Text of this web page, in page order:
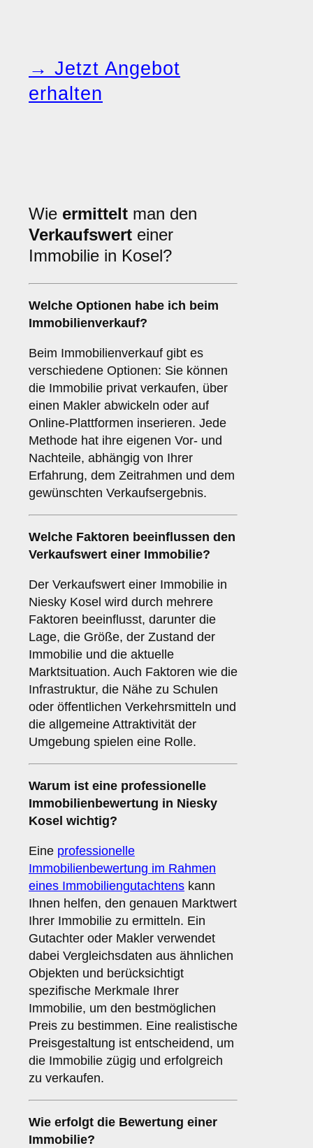
→ Jetzt Angebot
erhalten
Wie ermittelt man den
Verkaufswert einer
Immobilie in Kosel?
Welche Optionen habe ich beim
Immobilienverkauf?
Beim Immobilienverkauf gibt es
verschiedene Optionen: Sie können
die Immobilie privat verkaufen, über
einen Makler abwickeln oder auf
Online-Plattformen inserieren. Jede
Methode hat ihre eigenen Vor- und
Nachteile, abhängig von Ihrer
Erfahrung, dem Zeitrahmen und dem
gewünschten Verkaufsergebnis.
Welche Faktoren beeinflussen den
Verkaufswert einer Immobilie?
Der Verkaufswert einer Immobilie in
Niesky Kosel wird durch mehrere
Faktoren beeinflusst, darunter die
Lage, die Größe, der Zustand der
Immobilie und die aktuelle
Marktsituation. Auch Faktoren wie die
Infrastruktur, die Nähe zu Schulen
oder öffentlichen Verkehrsmitteln und
die allgemeine Attraktivität der
Umgebung spielen eine Rolle.
Warum ist eine professionelle
Immobilienbewertung in Niesky
Kosel wichtig?
Eine professionelle
Immobilienbewertung im Rahmen
eines Immobiliengutachtens kann
Ihnen helfen, den genauen Marktwert
Ihrer Immobilie zu ermitteln. Ein
Gutachter oder Makler verwendet
dabei Vergleichsdaten aus ähnlichen
Objekten und berücksichtigt
spezifische Merkmale Ihrer
Immobilie, um den bestmöglichen
Preis zu bestimmen. Eine realistische
Preisgestaltung ist entscheidend, um
die Immobilie zügig und erfolgreich
zu verkaufen.
Wie erfolgt die Bewertung einer
Immobilie?